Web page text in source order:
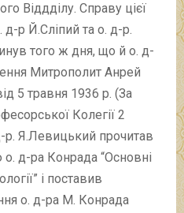
Віддділу. Справу цієї
д-р Й.Сліпий та о. д-р.
того ж дня, що й о. д-
Митрополит Анрей
5 травня 1936 р. (За
Колегії 2
р. Я.Левицький прочитав
д-ра Конрада “Основні
і поставив
о. д-ра М. Конрада